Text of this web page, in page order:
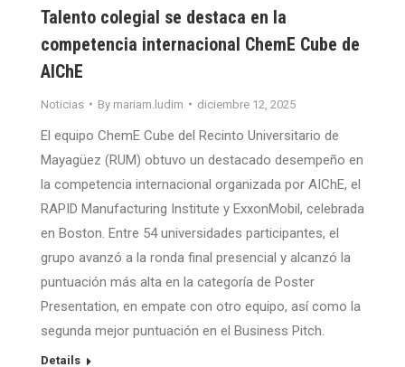
Talento colegial se destaca en la
competencia internacional ChemE Cube de
AIChE
Noticias By mariam.ludim diciembre 12, 2025
El equipo ChemE Cube del Recinto Universitario de
Mayagüez (RUM) obtuvo un destacado desempeño en
la competencia internacional organizada por AIChE, el
RAPID Manufacturing Institute y ExxonMobil, celebrada
en Boston. Entre 54 universidades participantes, el
grupo avanzó a la ronda final presencial y alcanzó la
puntuación más alta en la categoría de Poster
Presentation, en empate con otro equipo, así como la
segunda mejor puntuación en el Business Pitch.
Details